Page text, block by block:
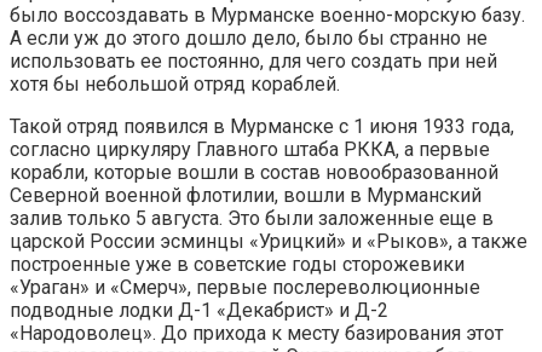
было воссоздавать в Мурманске военно-морскую базу.
А если уж до этого дошло дело, было бы странно не
использовать ее постоянно, для чего создать при ней
хотя бы небольшой отряд кораблей.
Такой отряд появился в Мурманске с 1 июня 1933 года,
согласно циркуляру Главного штаба РККА, а первые
корабли, которые вошли в состав новообразованной
Северной военной флотилии, вошли в Мурманский
залив только 5 августа. Это были заложенные еще в
царской России эсминцы «Урицкий» и «Рыков», а также
построенные уже в советские годы сторожевики
«Ураган» и «Смерч», первые послереволюционные
подводные лодки Д-1 «Декабрист» и Д-2
«Народоволец». До прихода к месту базирования этот